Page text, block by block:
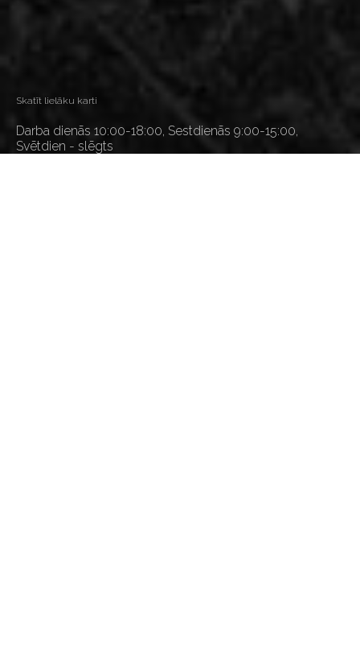
Skatīt lielāku karti
Darba dienās 10:00-18:00, Sestdienās 9:00-15:00,
Svētdien - slēgts